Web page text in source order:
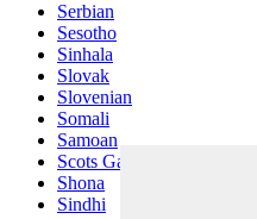
Serbian
Sesotho
Sinhala
Slovak
Slovenian
Somali
Samoan
Scots Gaelic
Shona
Sindhi